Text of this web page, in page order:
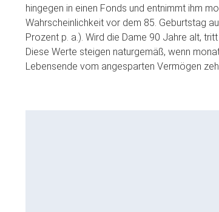
hingegen in einen Fonds und entnimmt ihm
Wahrscheinlichkeit vor dem 85. Geburtstag
Prozent p. a.). Wird die Dame 90 Jahre alt,
Diese Werte steigen naturgemäß, wenn
Lebensende vom angesparten Vermögen